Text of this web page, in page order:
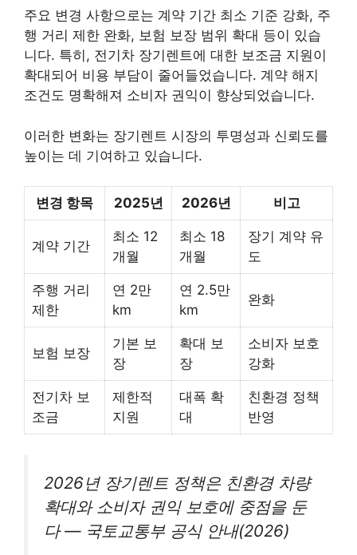
주요 변경 사항으로는 계약 기간 최소 기준 강화, 주
행 거리 제한 완화, 보험 보장 범위 확대 등이 있습
니다. 특히, 전기차 장기렌트에 대한 보조금 지원이
확대되어 비용 부담이 줄어들었습니다. 계약 해지
조건도 명확해져 소비자 권익이 향상되었습니다.
이러한 변화는 장기렌트 시장의 투명성과 신뢰도를
높이는 데 기여하고 있습니다.
변경 항목 2025년 2026년 비고
계약 기간
최소 12
개월
최소 18
개월
장기 계약 유
도
주행 거리
제한
연 2만
km
연 2.5만
km
완화
보험 보장
기본 보
장
확대 보
장
소비자 보호
강화
전기차 보
조금
제한적
지원
대폭 확
대
친환경 정책
반영
2026년 장기렌트 정책은 친환경 차량
확대와 소비자 권익 보호에 중점을 둔
다 — 국토교통부 공식 안내(2026)